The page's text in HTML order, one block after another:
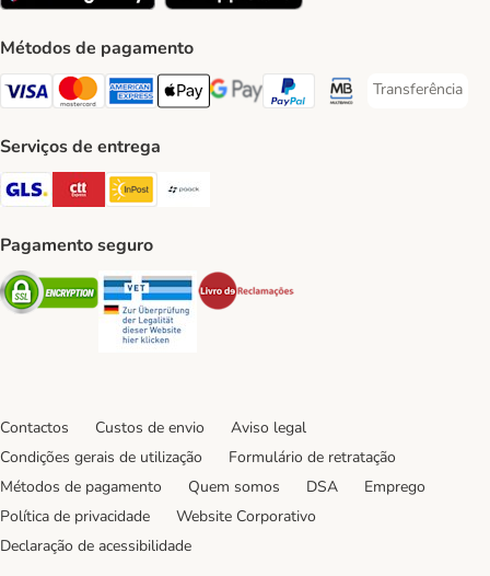
Métodos de pagamento
Visa Payment Method
Mastercard Payment Method
American Express Payment Method
Apple Pay Payment Method
Google Pay Payment Method
PayPal Payment Method
Multibanco Payment
Transferência
Transferência
Serviços de entrega
GLS Shipping Method
CTTExpress Shipping Method
InPost Shipping Method
Pagamento seguro
Security Security
Contactos Custos de envio
Aviso legal
Condições gerais de utilização
Formulário de retratação
Métodos de pagamento
Quem somos DSA
Emprego
Política de privacidade
Website Corporativo
Declaração de acessibilidade